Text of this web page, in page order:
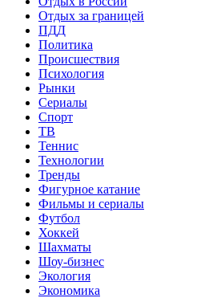
Отдых за границей
ПДД
Политика
Происшествия
Психология
Рынки
Сериалы
Спорт
ТВ
Теннис
Технологии
Тренды
Фигурное катание
Фильмы и сериалы
Футбол
Хоккей
Шахматы
Шоу-бизнес
Экология
Экономика